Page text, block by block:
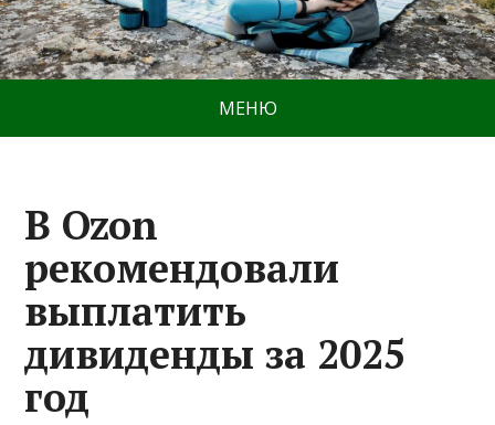
МЕНЮ
В Ozon
рекомендовали
выплатить
дивиденды за 2025
год